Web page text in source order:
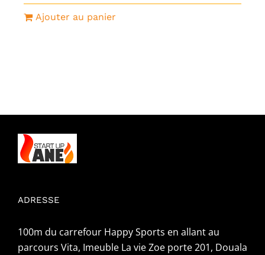
Ajouter au panier
ADRESSE
100m du carrefour Happy Sports en allant au
parcours Vita, Imeuble La vie Zoe porte 201, Douala